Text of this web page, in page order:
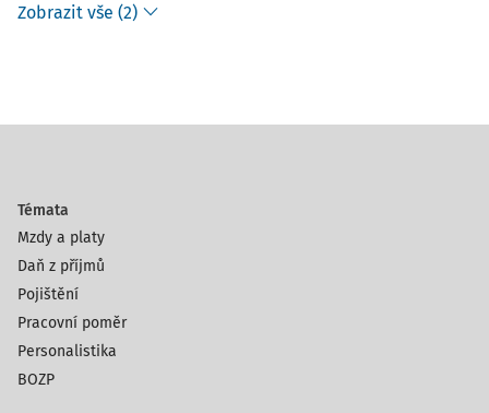
Zobrazit vše (2)
Témata
Mzdy a platy
Daň z příjmů
Pojištění
Pracovní poměr
Personalistika
BOZP